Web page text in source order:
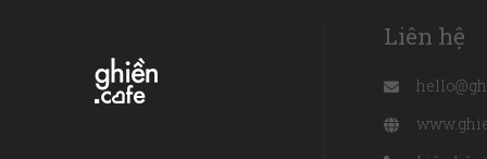
Liên hệ